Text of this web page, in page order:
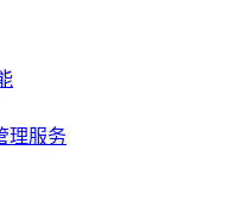
理服务